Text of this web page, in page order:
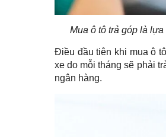
Mua ô tô trả góp là
Điều đầu tiên khi mua ô
xe do mỗi tháng sẽ phải
ngân hàng.